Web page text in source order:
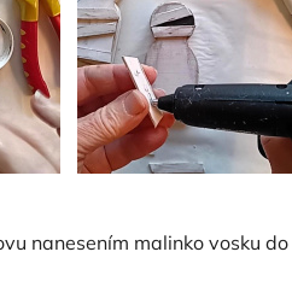
nanesením malinko vosku